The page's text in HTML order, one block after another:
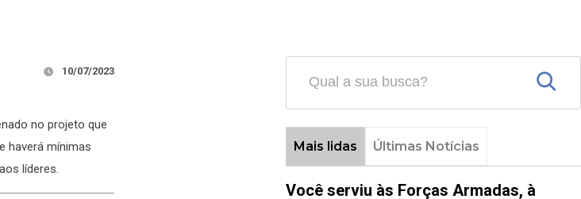
10/07/2023
no projeto que
haverá mínimas
líderes.
Mais lidas Últimas Notícias
Você serviu às Forças Armadas, à